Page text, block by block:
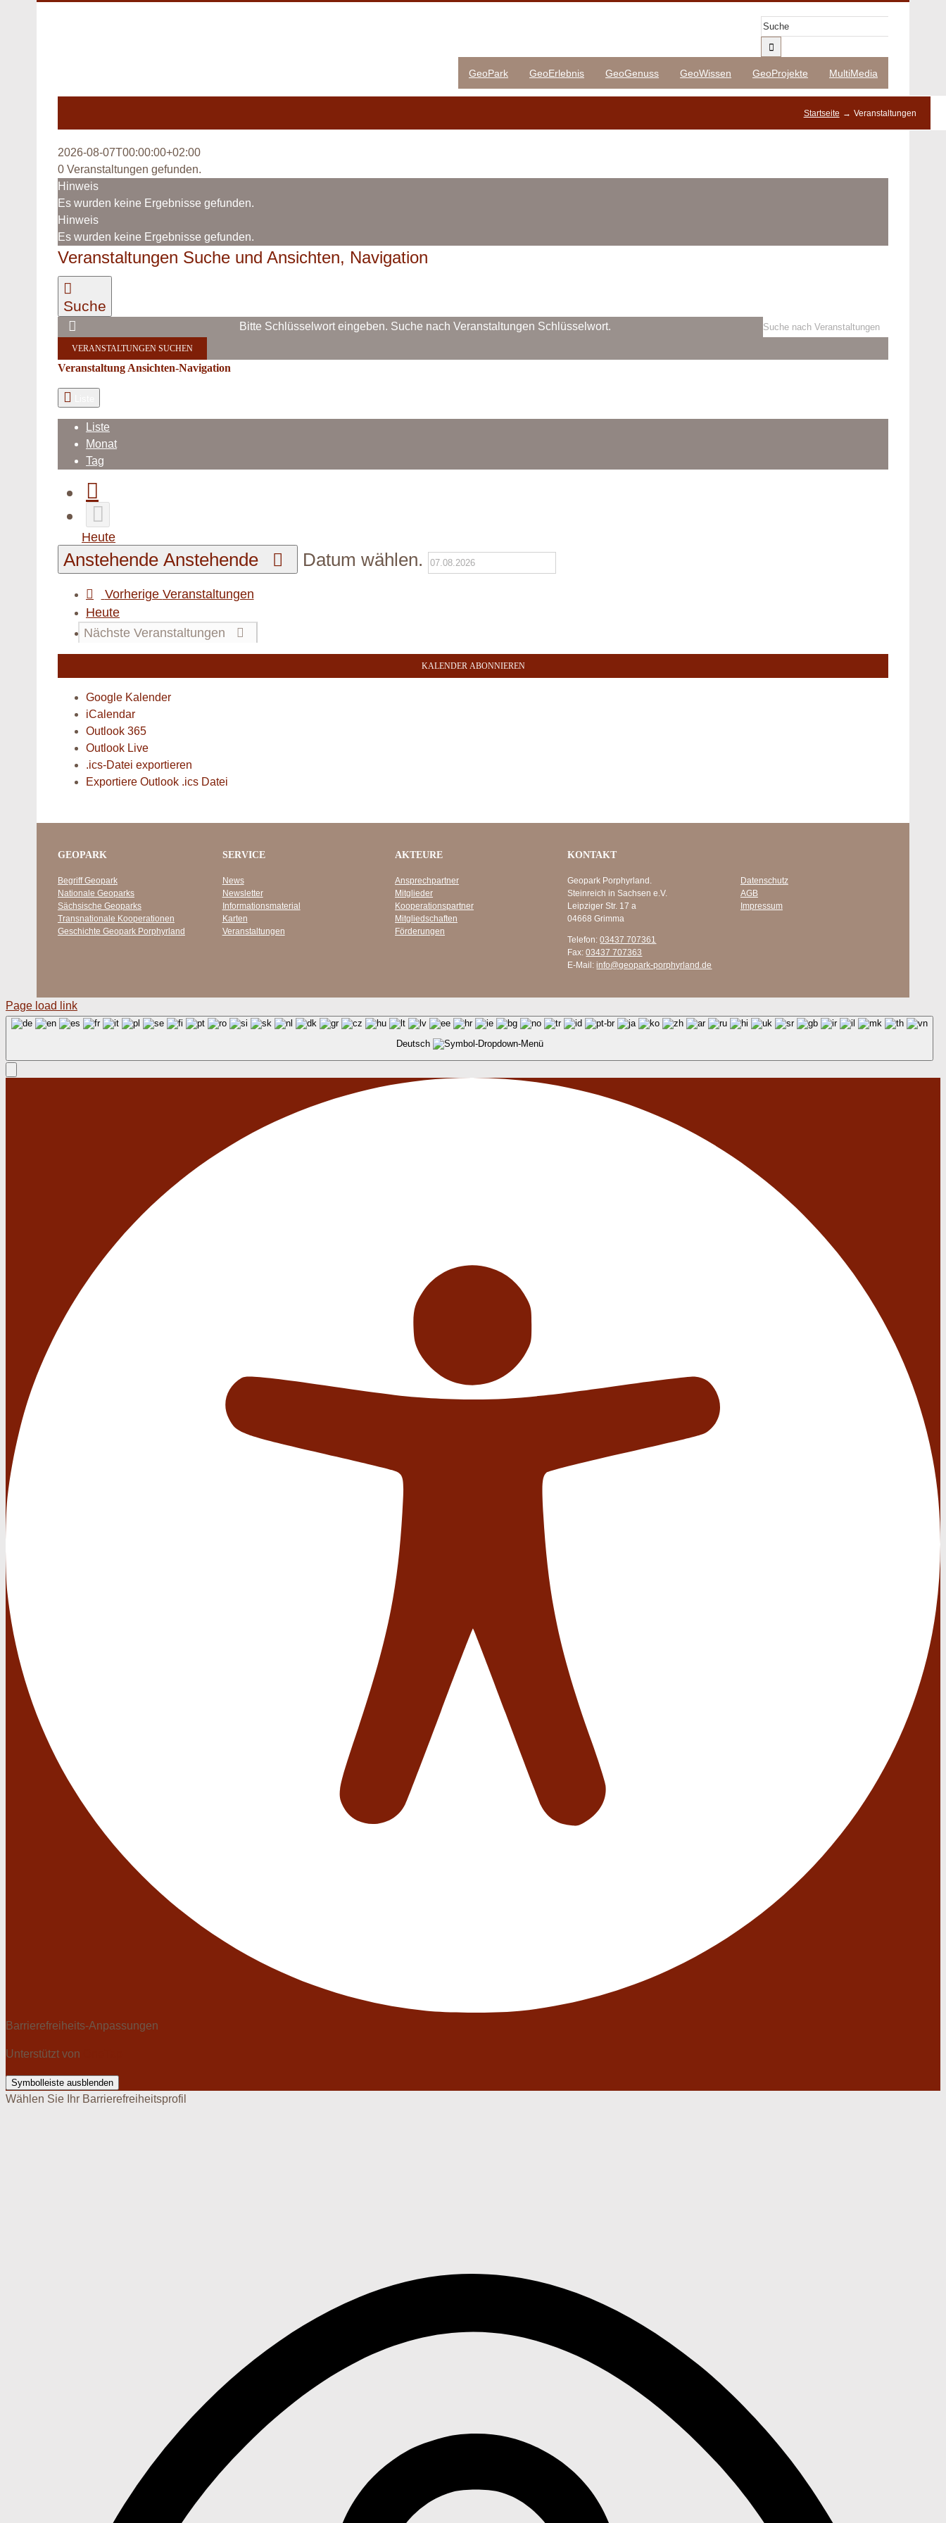
Suche
nach:
GeoPark GeoErlebnis GeoGenuss GeoWissen GeoProjekte MultiMedia
Startseite Veranstaltungen
2026-08-07T00:00:00+02:00
0 Veranstaltungen gefunden.
Veranstaltungen
Hinweis
Es wurden keine Ergebnisse gefunden.
Hinweis
Es wurden keine Ergebnisse gefunden.
Veranstaltungen Suche und Ansichten, Navigation
Suche
Bitte Schlüsselwort eingeben. Suche nach Veranstaltungen Schlüsselwort.
VERANSTALTUNGEN SUCHEN
Veranstaltung Ansichten-Navigation
Liste
Monat
Tag
Heute
Anstehende Anstehende Datum wählen.
Vorherige Veranstaltungen
Heute
NächsteVeranstaltungen
KALENDER ABONNIEREN
Google Kalender
iCalendar
Outlook 365
Outlook Live
.ics-Datei exportieren
Exportiere Outlook .ics Datei
GEOPARK
Begriff Geopark
Nationale Geoparks
Sächsische Geoparks
Transnationale Kooperationen
Geschichte Geopark Porphyrland
SERVICE
News
Newsletter
Informationsmaterial
Karten
Veranstaltungen
AKTEURE
Ansprechpartner
Mitglieder
Kooperationspartner
Mitgliedschaften
Förderungen
KONTAKT
Geopark Porphyrland.
Steinreich in Sachsen e.V.
Leipziger Str. 17 a
04668 Grimma
Telefon:03437 707361
Fax:03437 707363
E-Mail:info@geopark-porphyrland.de
Datenschutz
AGB
Impressum
Page load link
Deutsch
Barrierefreiheits-Anpassungen
Unterstützt von
Symbolleiste ausblenden
Wählen Sie Ihr Barrierefreiheitsprofil